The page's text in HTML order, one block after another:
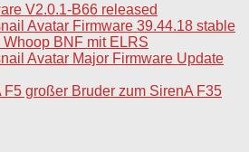
V2.0.1-B66 released
Avatar Firmware 39.44.18 stable
Whoop BNF mit ELRS
Avatar Major Firmware Update
großer Bruder zum SirenA F35